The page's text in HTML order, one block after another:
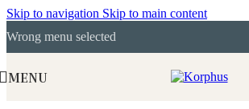
Skip to navigation Skip to main content
Wrong menu selected
MENU